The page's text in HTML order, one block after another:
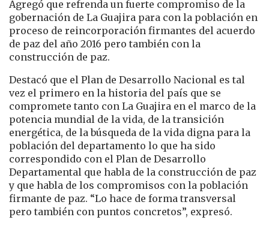
Agregó que refrenda un fuerte compromiso de la
gobernación de La Guajira para con la población en
proceso de reincorporación firmantes del acuerdo
de paz del año 2016 pero también con la
construcción de paz.
Destacó que el Plan de Desarrollo Nacional es tal
vez el primero en la historia del país que se
compromete tanto con La Guajira en el marco de la
potencia mundial de la vida, de la transición
energética, de la búsqueda de la vida digna para la
población del departamento lo que ha sido
correspondido con el Plan de Desarrollo
Departamental que habla de la construcción de paz
y que habla de los compromisos con la población
firmante de paz. “Lo hace de forma transversal
pero también con puntos concretos”, expresó.